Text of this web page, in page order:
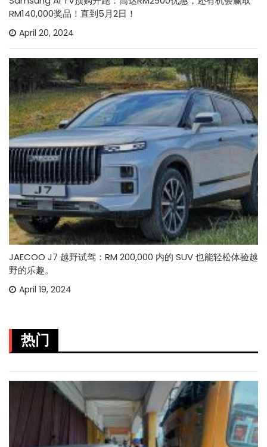
RM140,000奖品！直到5月2日！
April 20, 2024
JAECOO J7 越野试驾：RM 200,000 内的 SUV 也能轻松体验越
野的乐趣。
April 19, 2024
热门